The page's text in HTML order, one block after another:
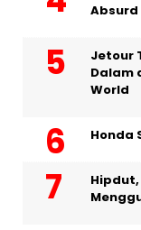
Absurd
Jetour
Dalam
World
Honda